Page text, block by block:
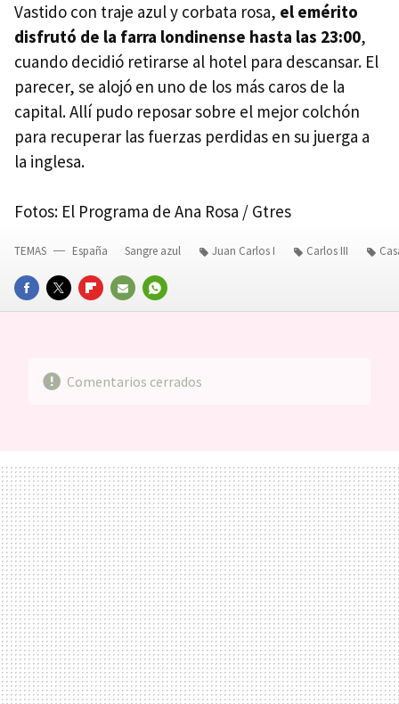
Vastido con traje azul y corbata rosa, el emérito
disfrutó de la farra londinense hasta las 23:00,
cuando decidió retirarse al hotel para descansar. El
parecer, se alojó en uno de los más caros de la
capital. Allí pudo reposar sobre el mejor colchón
para recuperar las fuerzas perdidas en su juerga a
la inglesa.
Fotos: El Programa de Ana Rosa / Gtres
FACEBOOKTWITTERFLIPBOARD
E-
WHATSAPP
TEMAS España Sangre azul Juan Carlos I Carlos III
Comentarios cerrados